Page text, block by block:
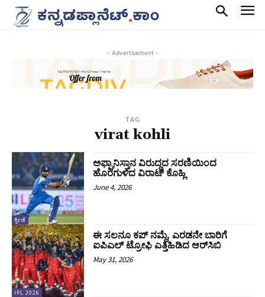
- Advertisement -
TAG
virat kohli
ಕ್ರೀಡೆ
ಅಫ್ಘಾನಿಸ್ತಾನ ವಿರುದ್ಧದ ಸರಣಿಯಿಂದ
ಹೊರಗುಳಿದ ವಿರಾಟ್‌ ಕೊಹ್ಲಿ
June 4, 2026
IPL 2026
ಈ ಸಲನೂ ಕಪ್‌ ನಮ್ದೆ, ಎರಡನೇ ಬಾರಿಗೆ
ಐಪಿಎಲ್‌ ಟ್ರೋಫಿ ಎತ್ತಿಹಿಡಿದ ಆರ್‌ಸಿಬಿ
May 31, 2026